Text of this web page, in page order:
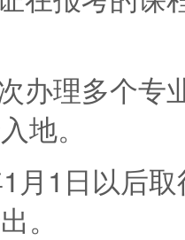
办理多个专
地。
月1日以后
。